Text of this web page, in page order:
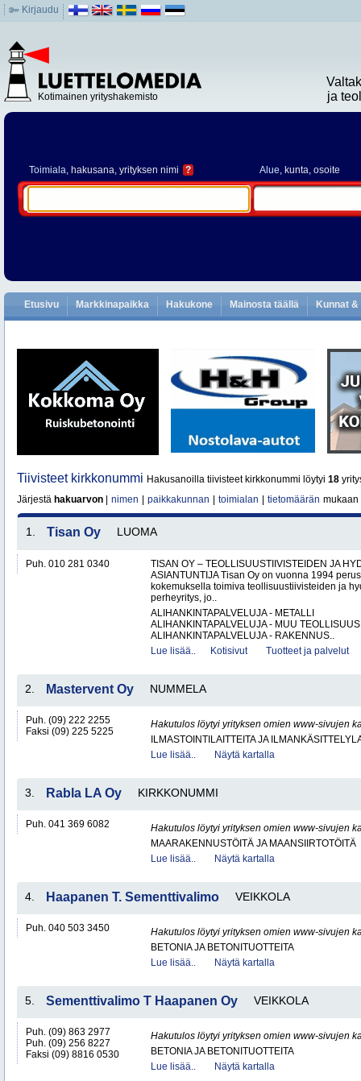
Kirjaudu
Kotimainen yrityshakemisto
ja
Toimiala, hakusana, yrityksen nimi ? Alue, kunta, osoite
Etusivu Markkinapaikka Hakukone Mainosta täällä Kunnat
Tiivisteet kirkkonummi Hakusanoilla tiivisteet kirkkonummi löytyi 18
Järjestä hakuarvon nimen paikkakunnan toimialan tietomäärän mukaan
1. Tisan Oy LUOMA
Puh. 010 281 0340
TISAN OY – TEOLLISUUSTIIVISTEIDEN JA
ASIANTUNTIJA Tisan Oy on vuonna 1994
kokemuksella toimiva teollisuustiivisteiden ja
perheyritys, jo..
ALIHANKINTAPALVELUJA - METALLI
ALIHANKINTAPALVELUJA - MUU TEOLLISUUS
ALIHANKINTAPALVELUJA - RAKENNUS..
Lue lisää..
Kotisivut Tuotteet ja palvelut
2. Mastervent Oy NUMMELA
Puh. (09) 222 2255
Faksi (09) 225 5225
Hakutulos löytyi yrityksen omien www-sivujen
ILMASTOINTILAITTEITA JA
Lue lisää..
Näytä kartalla
3. Rabla LA Oy KIRKKONUMMI
Puh. 041 369 6082
Hakutulos löytyi yrityksen omien www-sivujen
MAARAKENNUSTÖITÄ JA MAANSIIRTOTÖITÄ
Lue lisää..
Näytä kartalla
4. Haapanen T. Sementtivalimo VEIKKOLA
Puh. 040 503 3450
Hakutulos löytyi yrityksen omien www-sivujen
BETONIA JA BETONITUOTTEITA
Lue lisää..
Näytä kartalla
5. Sementtivalimo T Haapanen Oy VEIKKOLA
Puh. (09) 863 2977
Puh. (09) 256 8227
Faksi (09) 8816 0530
Hakutulos löytyi yrityksen omien www-sivujen
BETONIA JA BETONITUOTTEITA
Lue lisää..
Näytä kartalla